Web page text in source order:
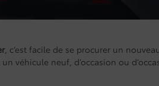
, c’est facile de se procurer un
un véhicule neuf, d’occasion ou